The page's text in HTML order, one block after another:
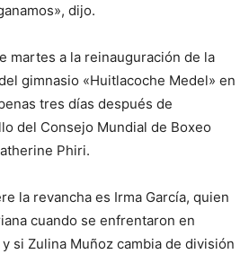
dijo.
martes a la reinauguración de la
gimnasio «Huitlacoche Medel» en
tres días después de
del Consejo Mundial de Boxeo
Phiri.
la revancha es Irma García, quien
cuando se enfrentaron en
si Zulina Muñoz cambia de división